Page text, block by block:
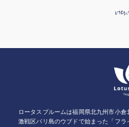
ロータスブルームは福岡県北九州市小
激戦区バリ島のウブドで始まった「フ